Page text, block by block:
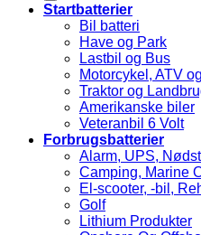
Startbatterier
Bil batteri
Have og Park
Lastbil og Bus
Motorcykel, ATV
Traktor og
Amerikanske biler
Veteranbil 6 Volt
Forbrugsbatterier
Alarm, UPS,
Camping, Marine
El-scooter, -bil,
Golf
Lithium Produkter